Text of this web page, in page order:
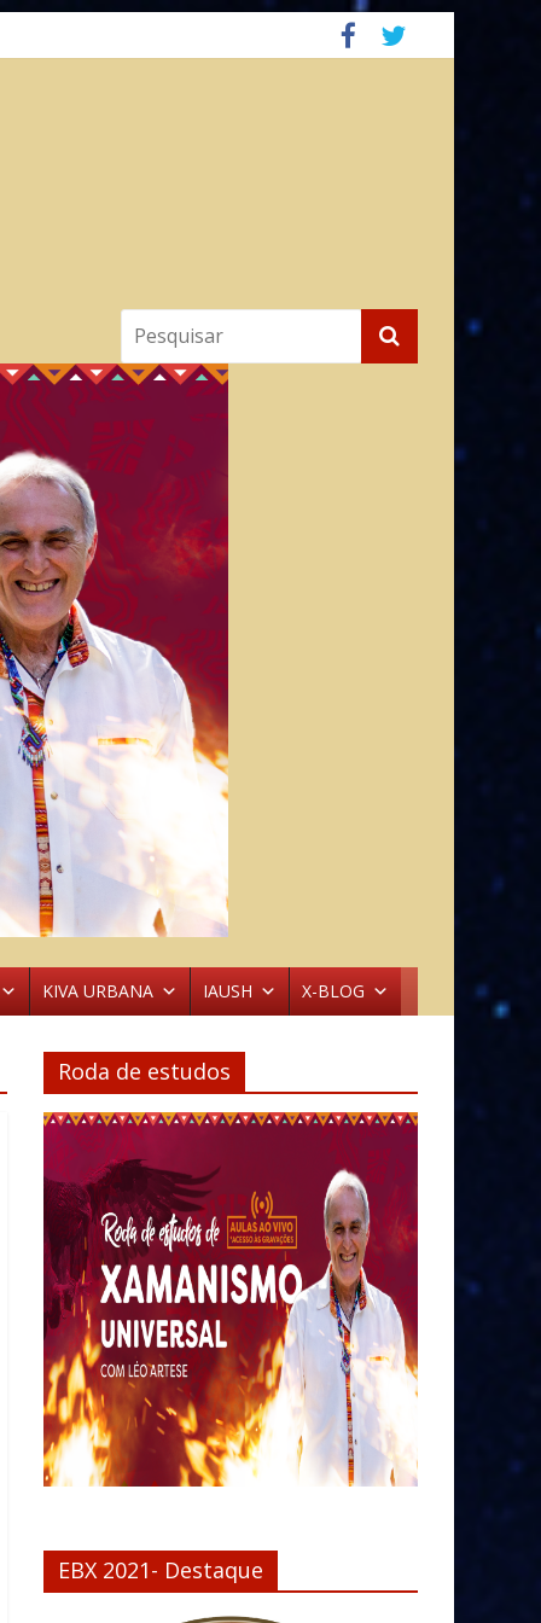
KIVA URBANA IAUSH X-BLOG
Roda de estudos
EBX 2021- Destaque